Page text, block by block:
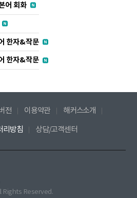
어 회화
한자&작문
한자&작문
전 이용약관 해커스소개
리방침 상담/고객센터
Rights Reserved.